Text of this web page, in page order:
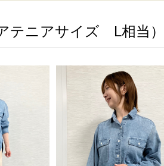
テニアサイズ L相当）